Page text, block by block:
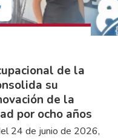
de la
su
de la
por ocho años
24 de junio de 2026,